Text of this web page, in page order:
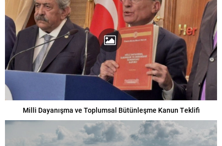
Milli Dayanışma ve Toplumsal Bütünleşme Kanun Teklifi